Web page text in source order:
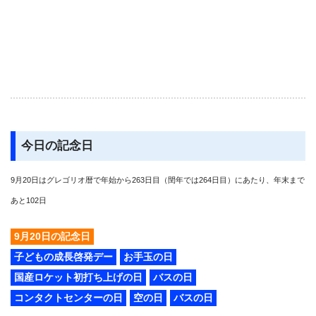
今日の記念日
9月20日はグレゴリオ暦で年始から263日目（閏年では264日目）にあたり、年末まで
あと102日
9月20日の記念日
子どもの成長啓発デー
お手玉の日
国産ロケット初打ち上げの日
バスの日
コンタクトセンターの日
空の日 バスの日